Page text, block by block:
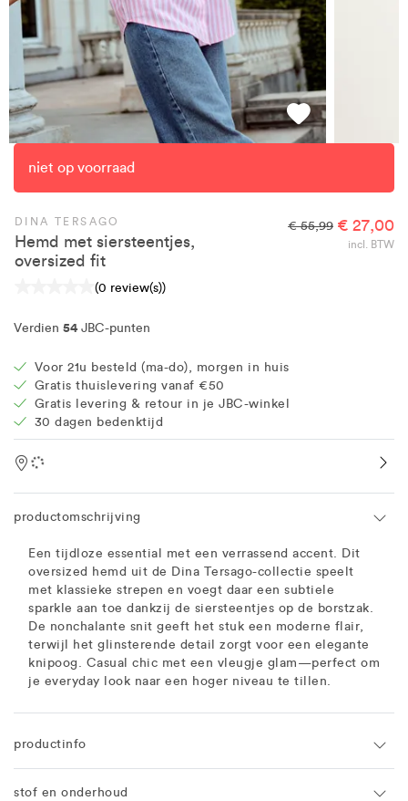
niet op voorraad
DINA TERSAGO
Hemd met siersteentjes,
oversized fit
(0 review(s))
€ 55,99 € 27,00
incl. BTW
Verdien 54 JBC-punten
Voor 21u besteld (ma-do), morgen in huis
Gratis thuislevering vanaf €50
Gratis levering & retour in je JBC-winkel
30 dagen bedenktijd
Location
productomschrijving
Een tijdloze essential met een verrassend accent. Dit
oversized hemd uit de Dina Tersago-collectie speelt
met klassieke strepen en voegt daar een subtiele
sparkle aan toe dankzij de siersteentjes op de borstzak.
De nonchalante snit geeft het stuk een moderne flair,
terwijl het glinsterende detail zorgt voor een elegante
knipoog. Casual chic met een vleugje glam—perfect om
je everyday look naar een hoger niveau te tillen.
productinfo
stof en onderhoud